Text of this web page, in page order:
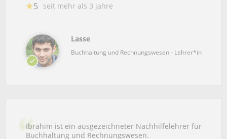
5 seit mehr als 3 jahre
Lasse
Buchhaltung und Rechnungswesen - Lehrer*in
Ibrahim ist ein ausgezeichneter Nachhilfelehrer für
Buchhaltung und Rechnungswesen.